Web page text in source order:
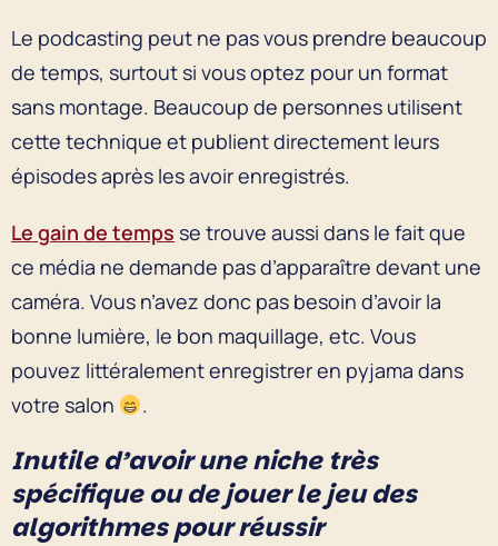
Le podcasting peut ne pas vous prendre beaucoup
de temps, surtout si vous optez pour un format
sans montage. Beaucoup de personnes utilisent
cette technique et publient directement leurs
épisodes après les avoir enregistrés.
Le gain de temps se trouve aussi dans le fait que
ce média ne demande pas d’apparaître devant une
caméra. Vous n’avez donc pas besoin d’avoir la
bonne lumière, le bon maquillage, etc. Vous
pouvez littéralement enregistrer en pyjama dans
votre salon
.
Inutile d’avoir une niche très
spécifique ou de jouer le jeu des
algorithmes pour réussir